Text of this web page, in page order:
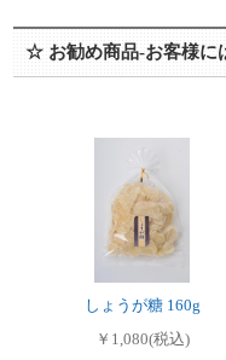
☆ お勧め商品-お客様に
しょうが糖 160g
￥1,080(税込)